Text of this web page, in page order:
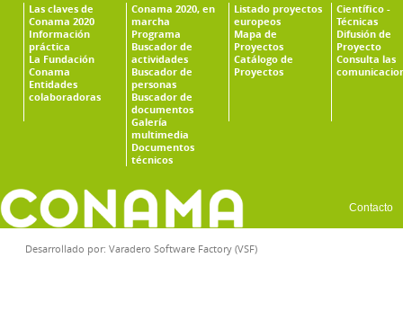
Las claves de
Conama 2020
Información
práctica
La Fundación
Conama
Entidades
colaboradoras
Conama 2020, en
marcha
Programa
Buscador de
actividades
Buscador de
personas
Buscador de
documentos
Galería
multimedia
Documentos
técnicos
Listado proyectos
europeos
Mapa de
Proyectos
Catálogo de
Proyectos
Científico -
Técnicas
Difusión de
Proyecto
Consulta las
Contacto
Desarrollado por: Varadero Software Factory (VSF)